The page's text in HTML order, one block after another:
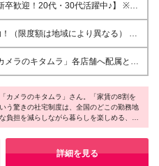
卒歓迎！20代・30代活躍中♪】 ※35
の長期キャリア形成を図るため) ※
ークライフバランスを大切にしたい
や、誰かを喜ばせることが好きな方
（限度額は地域により異なる） ※
しが発生する場合 ＝＝＝＝＝＝＝
＝＝＝＝＝＝＝＝ 例えば、家賃7.5
ます！ ＝＝＝＝＝＝＝＝＝＝＝＝
8,700円～26万
回（初回の支給は当社規定による）
回の支給は当社規定による）＋残業
メラのキタムラ」各店舗へ配属とな
属先は希望を最大限考慮した上で
※店舗により車
も可 ※将来的には地区社員（契約社
発生しない選択も可能です（条件あ
の【勤務地一覧】住所につきまして
一部抜粋したものになります (変
カメラのキタムラ」さん。「家賃の8割を
う驚きの社宅制度は、全国のどこの勤務地
負担を減らしながら暮らしを楽しめる、他
制度です。残業も少なく有休も取りやすい
ベートも全力で楽しめるはず。安定企業×
きる住まいを見つけて働くという、新しい
入れたい方に、ぜひおすすめです!
詳細を見る